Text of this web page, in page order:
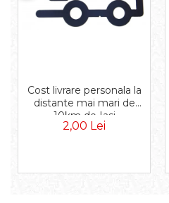
Cost livrare personala la
distante mai mari de
10km de Iasi
2,00 Lei